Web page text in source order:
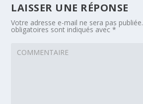
LAISSER UNE RÉPONSE
Votre adresse e-mail ne sera pas publiée.
obligatoires sont indiqués avec*